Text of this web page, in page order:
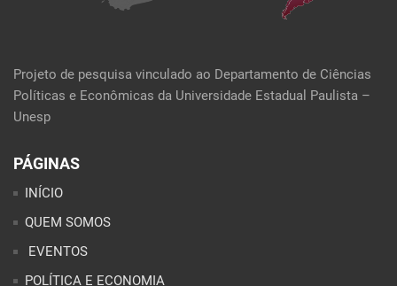
Projeto de pesquisa vinculado ao Departamento de Ciências
Políticas e Econômicas da Universidade Estadual Paulista –
Unesp
PÁGINAS
INÍCIO
QUEM SOMOS
EVENTOS
POLÍTICA E ECONOMIA